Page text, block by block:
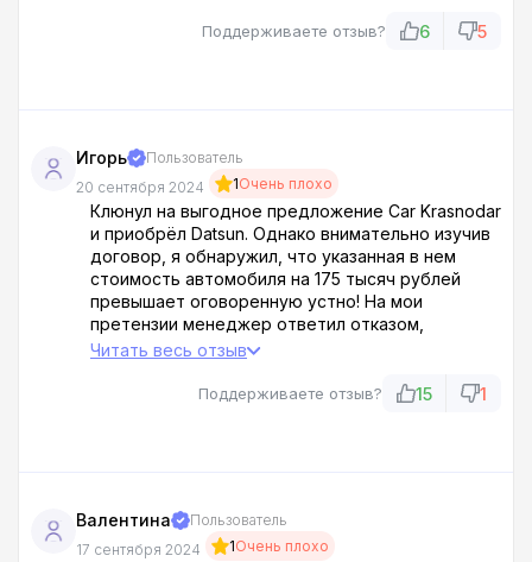
скручен, плюс состояние не айс. Короче,
Поддерживаете отзыв? 6 5
Игорь
Пользователь
20 сентября 2024
1Очень плохо
Клюнул на выгодное предложение Car Krasnodar
и приобрёл Datsun. Однако внимательно изучив
договор, я обнаружил, что указанная в нем
стоимость автомобиля на 175 тысяч рублей
превышает оговоренную устно! На мои
претензии менеджер ответил отказом,
утверждая, что я неправильно понял условия
разговора, заявил, что таковые не ведутся.
Читать весь отзыв
Поддерживаете отзыв? 15 1
Валентина
Пользователь
17 сентября 2024
1Очень плохо